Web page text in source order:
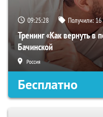
09:25:27 Получили:16
Тренинг «Как вернуть в
Бачинской
Россия
Бесплатно